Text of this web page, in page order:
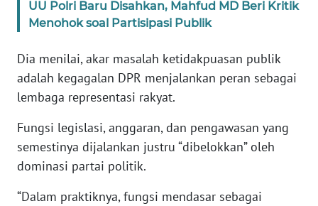
UU Polri Baru Disahkan, Mahfud MD Beri Kritik
Menohok soal Partisipasi Publik
Dia menilai, akar masalah ketidakpuasan publik
adalah kegagalan DPR menjalankan peran sebagai
lembaga representasi rakyat.
Fungsi legislasi, anggaran, dan pengawasan yang
semestinya dijalankan justru “dibelokkan” oleh
dominasi partai politik.
“Dalam praktiknya, fungsi mendasar sebagai
JABAR
BANTEN
WN
WN
KEPRI
WN